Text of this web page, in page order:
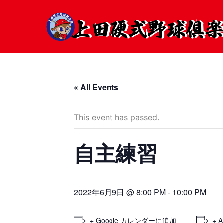
« All Events
This event has passed.
自主練習
2022年6月9日 @ 8:00 PM- 10:00 PM
+ Google カレンダーに追加 +